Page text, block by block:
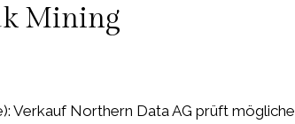
Mining
Verkauf Northern Data AG prüft mögliche